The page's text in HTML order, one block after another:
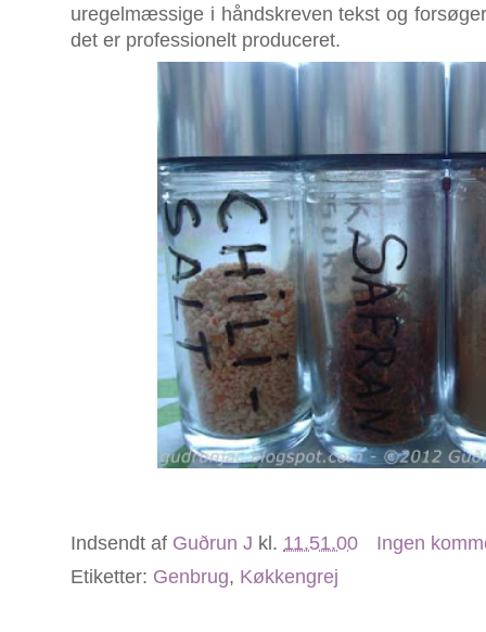
uregelmæssige i håndskreven tekst og
det er professionelt produceret.
Indsendt af Guðrun J kl. 11.51.00
Ingen
Etiketter: Genbrug, Køkkengrej